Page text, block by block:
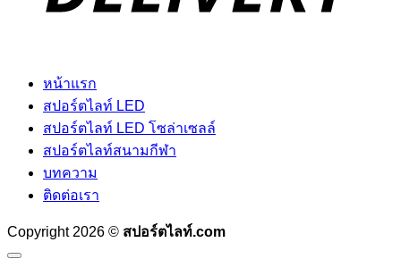
หน้าแรก
สปอร์ตไลท์ LED
สปอร์ตไลท์ LED โซล่าเซลล์
สปอร์ตไลท์สนามกีฬา
บทความ
ติดต่อเรา
Copyright 2026 © สปอร์ตไลท์.com